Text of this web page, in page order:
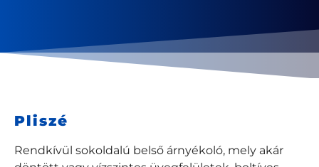
Pliszé
Rendkívül sokoldalú belső árnyékoló, mely akár